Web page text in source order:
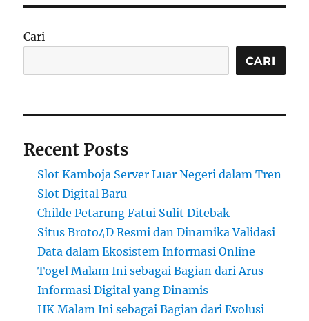
Cari
CARI
Recent Posts
Slot Kamboja Server Luar Negeri dalam Tren
Slot Digital Baru
Childe Petarung Fatui Sulit Ditebak
Situs Broto4D Resmi dan Dinamika Validasi
Data dalam Ekosistem Informasi Online
Togel Malam Ini sebagai Bagian dari Arus
Informasi Digital yang Dinamis
HK Malam Ini sebagai Bagian dari Evolusi